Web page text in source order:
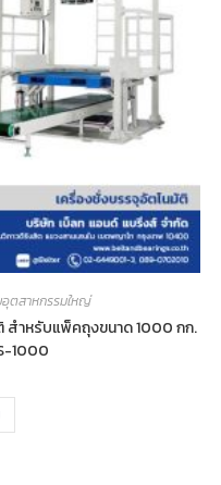
ตสาหกรรมใหญ่
สำหรับแพ็คถุงขนาด 1000 กก.
1000